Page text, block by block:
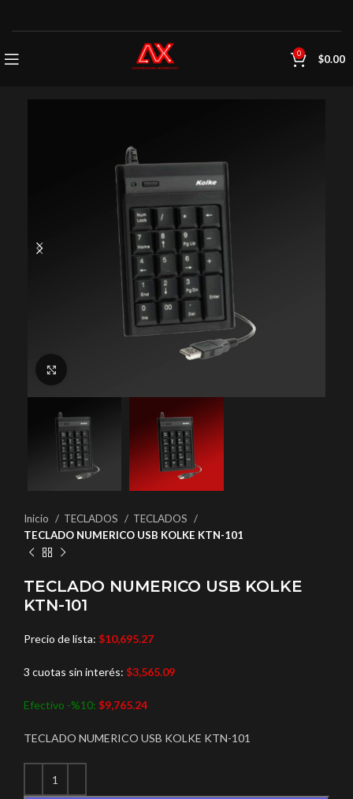
0 $0.00
Inicio TECLADOS
TECLADOS
TECLADO NUMERICO USB KOLKE KTN-101
TECLADO NUMERICO USB KOLKE
KTN-101
Precio de lista: $10,695.27
3 cuotas sin interés: $3,565.09
Efectivo -%10: $9,765.24
TECLADO NUMERICO USB KOLKE KTN-101